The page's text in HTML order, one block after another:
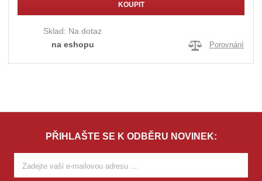
KOUPIT
Sklad: Na dotaz
na eshopu
Porovnání
PŘIHLAŠTE SE K ODBĚRU NOVINEK: